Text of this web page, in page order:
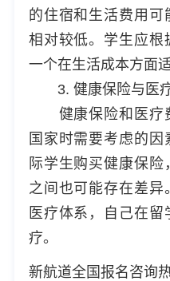
的住宿和生活费用可
相对较低。学生应根
一个在生活成本方面
3. 健康保险与医
健康保险和医疗
国家时需要考虑的因
际学生购买健康保
之间也可能存在差异
医疗体系，自己在
疗。
新航道全国报名咨询热